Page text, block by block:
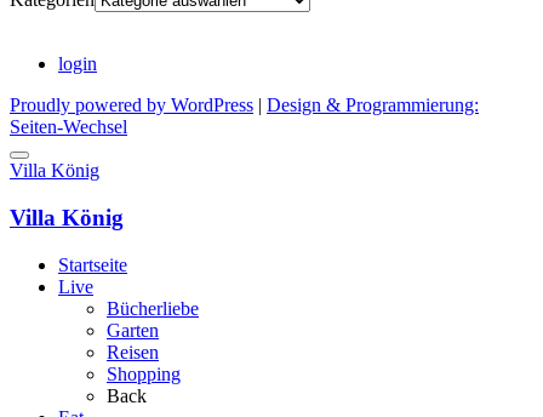
login
Proudly powered by WordPress
Design & Programmierung:
Seiten-Wechsel
Villa König
Villa König
Startseite
Live
Bücherliebe
Garten
Reisen
Shopping
Back